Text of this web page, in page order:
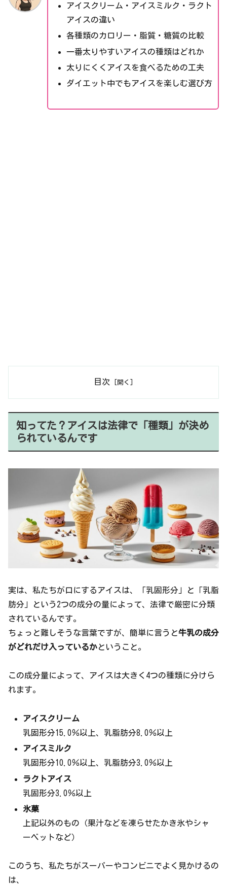
アイスクリーム・アイスミルク・ラクト
アイスの違い
各種類のカロリー・脂質・糖質の比較
一番太りやすいアイスの種類はどれか
太りにくくアイスを食べるための工夫
ダイエット中でもアイスを楽しむ選び方
目次
知ってた？アイスは法律で「種類」が決め
られているんです
実は、私たちが口にするアイスは、「乳固形分」と「乳脂
肪分」という2つの成分の量によって、法律で厳密に分類
されているんです。
ちょっと難しそうな言葉ですが、簡単に言うと牛乳の成分
がどれだけ入っているかということ。
この成分量によって、アイスは大きく4つの種類に分けら
れます。
アイスクリーム
乳固形分15.0％以上、乳脂肪分8.0％以上
アイスミルク
乳固形分10.0％以上、乳脂肪分3.0％以上
ラクトアイス
乳固形分3.0％以上
氷菓
上記以外のもの（果汁などを凍らせたかき氷やシャ
ーベットなど）
このうち、私たちがスーパーやコンビニでよく見かけるの
は、